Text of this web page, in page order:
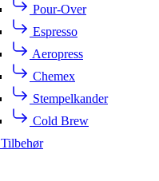
Pour-Over
Espresso
Aeropress
Chemex
Stempelkander
Cold Brew
Tilbehør